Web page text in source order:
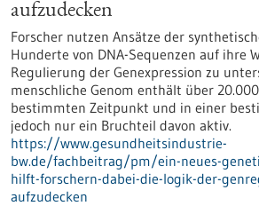
aufzudecken
Forscher nutzen Ansätze der
Hunderte von DNA-Sequenzen auf ihre
Regulierung der Genexpression zu
menschliche Genom enthält über
bestimmten Zeitpunkt und in einer
jedoch nur ein Bruchteil davon aktiv.
https://www.gesundheitsindustrie-
bw.de/fachbeitrag/pm/ein-neues-
hilft-forschern-dabei-die-logik-der-
aufzudecken